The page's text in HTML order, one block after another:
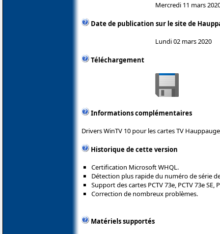
Mercredi 11 mars
Date de publication sur le site de
Lundi 02 mars 2020
Téléchargement
Informations complémentaires
Drivers WinTV 10 pour les cartes TV
Historique de cette version
Certification Microsoft WHQL.
Détection plus rapide du numéro de série
Support des cartes PCTV 73e, PCTV 73e SE,
Correction de nombreux problèmes.
Matériels supportés